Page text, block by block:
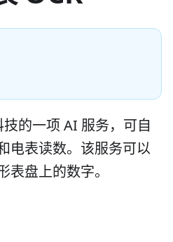
的一项 AI 服务，可自
电表读数。该服务可以
盘上的数字。